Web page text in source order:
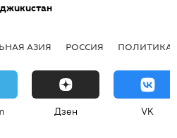
АЗИЯ РОССИЯ ПОЛИТИКА
Дзен VK